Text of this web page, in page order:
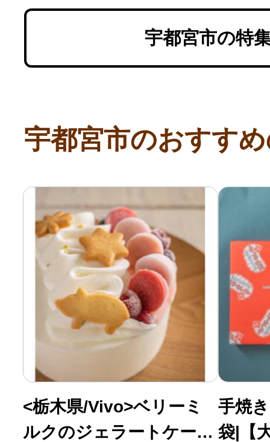
宇都宮市の特
宇都宮市のおすす
<栃木県/Vivo>ベリーミ
ルクのジェラートケーキ
手焼
袋|【